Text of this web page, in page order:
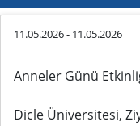
11.05.2026- 11.05.2026
Anneler Günü
Dicle Üniversitesi,